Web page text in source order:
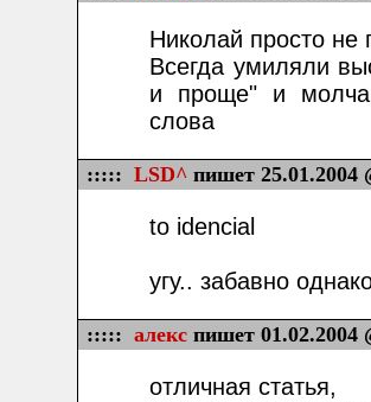
Николай просто не
Всегда умиляли
и проще" и
слова
::::: LSD^ пишет 25.01.2004
to idencial
угу.. забавно
::::: алекс пишет 01.02.2004
отличная статья,